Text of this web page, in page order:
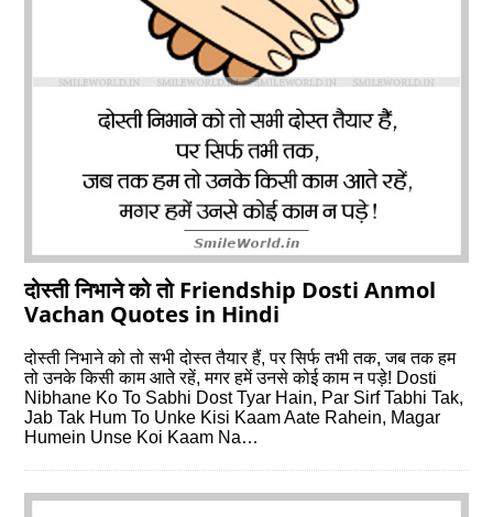
दोस्ती निभाने को तो Friendship Dosti Anmol
Vachan Quotes in Hindi
दोस्ती निभाने को तो सभी दोस्त तैयार हैं, पर सिर्फ तभी तक, जब तक हम
तो उनके किसी काम आते रहें, मगर हमें उनसे कोई काम न पड़े! Dosti
Nibhane Ko To Sabhi Dost Tyar Hain, Par Sirf Tabhi Tak,
Jab Tak Hum To Unke Kisi Kaam Aate Rahein, Magar
Humein Unse Koi Kaam Na…